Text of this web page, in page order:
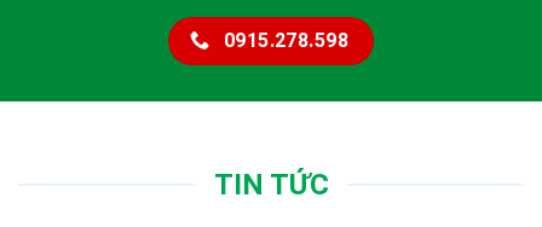
0915.278.598
TIN TỨC